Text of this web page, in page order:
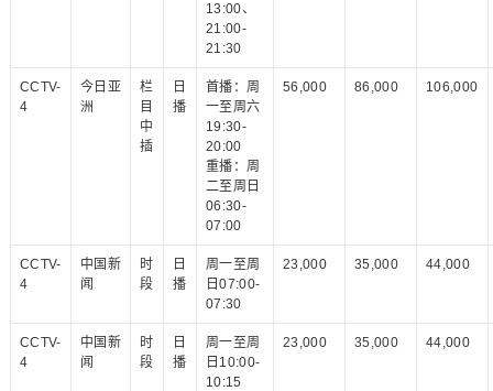
13:00、
21:00-
21:30
CCTV-
4
今日亚
洲
栏
目
中
插
日
播
首播：周
一至周六
19:30-
20:00
重播：周
二至周日
06:30-
07:00
56,000 86,000 106,000
CCTV-
4
中国新
闻
时
段
日
播
周一至周
日07:00-
07:30
23,000 35,000 44,000
CCTV-
4
中国新
闻
时
段
日
播
周一至周
日10:00-
10:15
23,000 35,000 44,000